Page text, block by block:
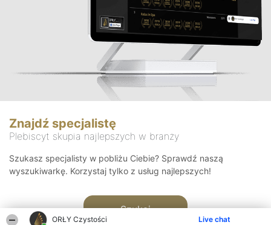
ORŁY Czystości Live chat
Znajdź specjalistę
Plebiscyt skupia najlepszych w branży
Szukasz specjalisty w pobliżu Ciebie? Sprawdź naszą
wyszukiwarkę. Korzystaj tylko z usług najlepszych!
Szukaj